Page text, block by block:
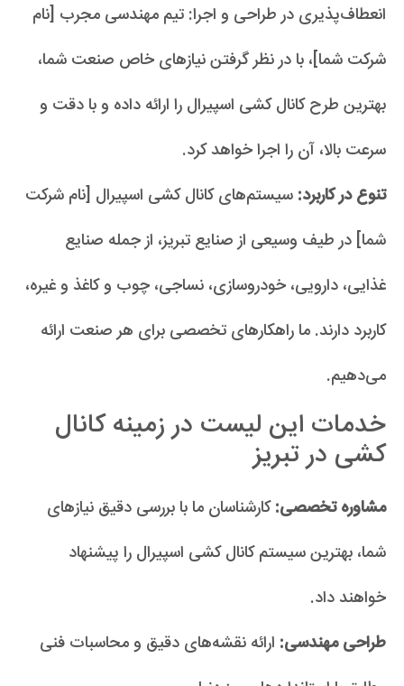
انعطاف‌پذیری در طراحی و اجرا: تیم مهندسی مجرب [نام
شرکت شما]، با در نظر گرفتن نیازهای خاص صنعت شما،
بهترین طرح کانال کشی اسپیرال را ارائه داده و با دقت و
سرعت بالا، آن را اجرا خواهد کرد.
تنوع در کاربرد: سیستم‌های کانال کشی اسپیرال [نام شرکت
شما] در طیف وسیعی از صنایع تبریز، از جمله صنایع
غذایی، دارویی، خودروسازی، نساجی، چوب و کاغذ و غیره،
کاربرد دارند. ما راهکارهای تخصصی برای هر صنعت ارائه
می‌دهیم.
خدمات این لیست در زمینه کانال
کشی در تبریز
مشاوره تخصصی:کارشناسان ما با بررسی دقیق نیازهای
شما، بهترین سیستم کانال کشی اسپیرال را پیشنهاد
خواهند داد.
طراحی مهندسی: ارائه نقشه‌های دقیق و محاسبات فنی